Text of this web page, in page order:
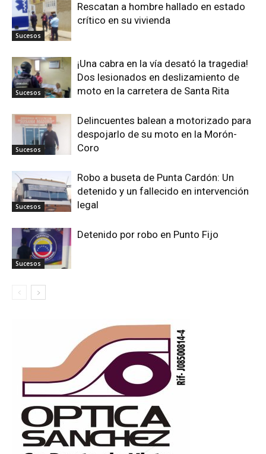
Sucesos
Rescatan a hombre hallado en estado
crítico en su vivienda
Sucesos
¡Una cabra en la vía desató la tragedia!
Dos lesionados en deslizamiento de
moto en la carretera de Santa Rita
Sucesos
Delincuentes balean a motorizado para
despojarlo de su moto en la Morón-
Coro
Sucesos
Robo a buseta de Punta Cardón: Un
detenido y un fallecido en intervención
legal
Sucesos
Detenido por robo en Punto Fijo